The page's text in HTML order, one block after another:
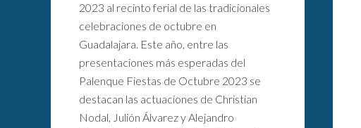
2023 al recinto ferial de las tradicionales
celebraciones de octubre en
Guadalajara. Este año, entre las
presentaciones más esperadas del
Palenque Fiestas de Octubre 2023 se
destacan las actuaciones de Christian
Nodal, Julión Álvarez y Alejandro